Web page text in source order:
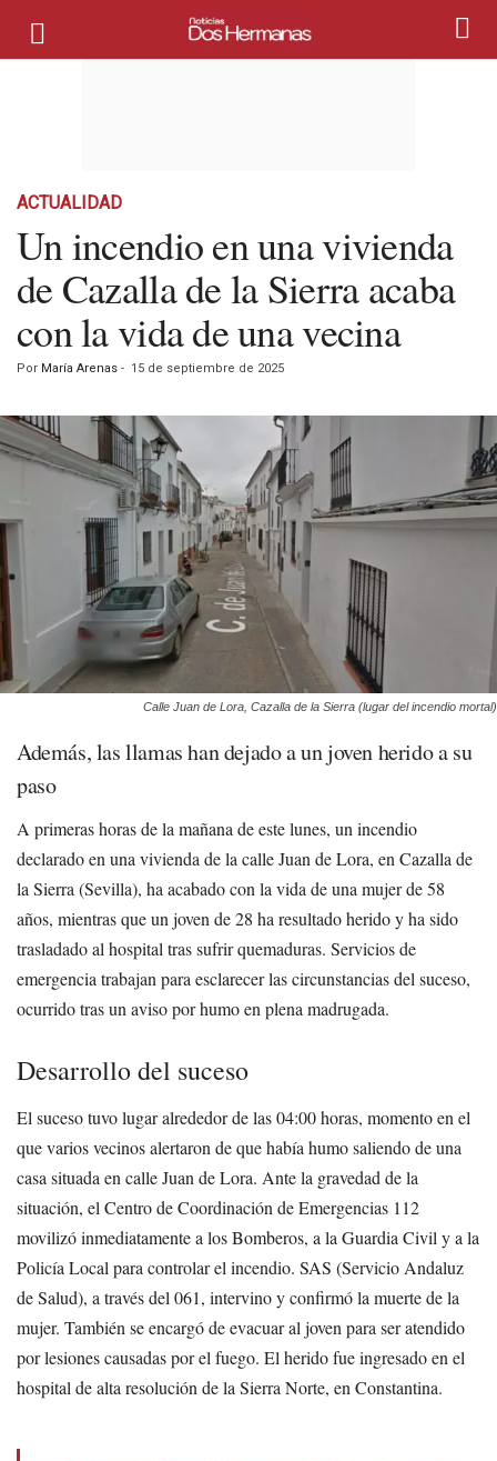
ACTUALIDAD
Un incendio en una vivienda
de Cazalla de la Sierra acaba
con la vida de una vecina
Por María Arenas - 15 de septiembre de 2025
Calle Juan de Lora, Cazalla de la Sierra (lugar del incendio mortal)
Además, las llamas han dejado a un joven herido a su
paso
A primeras horas de la mañana de este lunes, un incendio
declarado en una vivienda de la calle Juan de Lora, en Cazalla de
la Sierra (Sevilla), ha acabado con la vida de una mujer de 58
años, mientras que un joven de 28 ha resultado herido y ha sido
trasladado al hospital tras sufrir quemaduras. Servicios de
emergencia trabajan para esclarecer las circunstancias del suceso,
ocurrido tras un aviso por humo en plena madrugada.
Desarrollo del suceso
El suceso tuvo lugar alrededor de las 04:00 horas, momento en el
que varios vecinos alertaron de que había humo saliendo de una
casa situada en calle Juan de Lora. Ante la gravedad de la
situación, el Centro de Coordinación de Emergencias 112
movilizó inmediatamente a los Bomberos, a la Guardia Civil y a la
Policía Local para controlar el incendio. SAS (Servicio Andaluz
de Salud), a través del 061, intervino y confirmó la muerte de la
mujer. También se encargó de evacuar al joven para ser atendido
por lesiones causadas por el fuego. El herido fue ingresado en el
hospital de alta resolución de la Sierra Norte, en Constantina.